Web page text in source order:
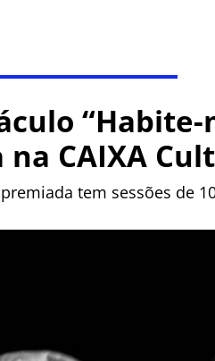
na CAIXA
tem sessões de